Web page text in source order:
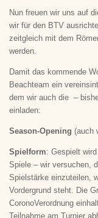
Nun freuen wir uns auf
wir für den BTV
zeitgleich mit dem
werden.
Damit das kommende
Beachteam ein
dem wir auch die –
einladen:
Season-Opening (auch
Spielform: Gespielt
Spiele – wir versuchen,
Spielstärke einzuteilen,
Vordergrund steht. Die
CoronoVerordnung
Teilnahme am Turnier